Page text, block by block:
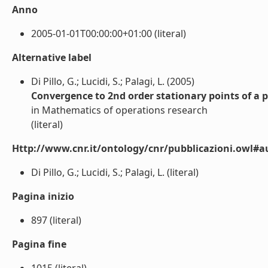
Anno
2005-01-01T00:00:00+01:00 (literal)
Alternative label
Di Pillo, G.; Lucidi, S.; Palagi, L. (2005)
Convergence to 2nd order stationary points of
in Mathematics of operations research
(literal)
Http://www.cnr.it/ontology/cnr/
Di Pillo, G.; Lucidi, S.; Palagi, L. (literal)
Pagina inizio
897 (literal)
Pagina fine